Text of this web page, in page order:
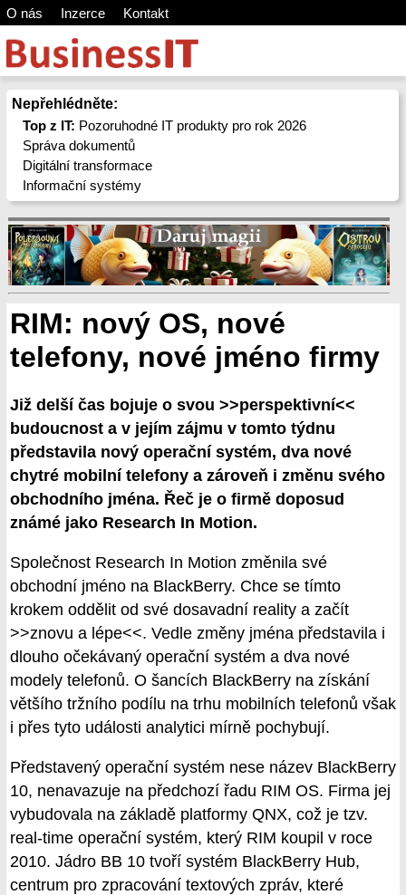
O nás Inzerce Kontakt
Nepřehlédněte:
Top z IT: Pozoruhodné IT produkty pro rok 2026
Správa dokumentů
Digitální transformace
Informační systémy
RIM: nový OS, nové
telefony, nové jméno firmy
Již delší čas bojuje o svou >>perspektivní<<
budoucnost a v jejím zájmu v tomto týdnu
představila nový operační systém, dva nové
chytré mobilní telefony a zároveň i změnu svého
obchodního jména. Řeč je o firmě doposud
známé jako Research In Motion.
Společnost Research In Motion změnila své
obchodní jméno na BlackBerry. Chce se tímto
krokem oddělit od své dosavadní reality a začít
>>znovu a lépe<<. Vedle změny jména představila i
dlouho očekávaný operační systém a dva nové
modely telefonů. O šancích BlackBerry na získání
většího tržního podílu na trhu mobilních telefonů však
i přes tyto události analytici mírně pochybují.
Představený operační systém nese název BlackBerry
10, nenavazuje na předchozí řadu RIM OS. Firma jej
vybudovala na základě platformy QNX, což je tzv.
real-time operační systém, který RIM koupil v roce
2010. Jádro BB 10 tvoří systém BlackBerry Hub,
centrum pro zpracování textových zpráv, které